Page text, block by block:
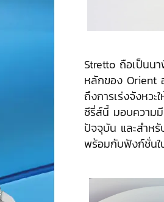
Stretto ถือเป็นน
หลักของ Orient
ถึงการเร่งจังหว
ซีรี่ส์นี้ มอบความมี
ปัจจุบัน และสำห
พร้อมกับฟังก์ชั่นใ